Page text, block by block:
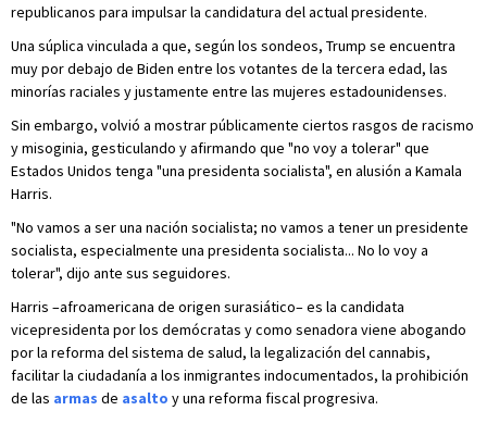
republicanos para impulsar la candidatura del actual presidente.
Una súplica vinculada a que, según los sondeos, Trump se encuentra
muy por debajo de Biden entre los votantes de la tercera edad, las
minorías raciales y justamente entre las mujeres estadounidenses.
Sin embargo, volvió a mostrar públicamente ciertos rasgos de racismo
y misoginia, gesticulando y afirmando que "no voy a tolerar" que
Estados Unidos tenga "una presidenta socialista", en alusión a Kamala
Harris.
"No vamos a ser una nación socialista; no vamos a tener un presidente
socialista, especialmente una presidenta socialista... No lo voy a
tolerar", dijo ante sus seguidores.
Harris –afroamericana de origen surasiático– es la candidata
vicepresidenta por los demócratas y como senadora viene abogando
por la reforma del sistema de salud, la legalización del cannabis,
facilitar la ciudadanía a los inmigrantes indocumentados, la prohibición
de las armas de asalto y una reforma fiscal progresiva.